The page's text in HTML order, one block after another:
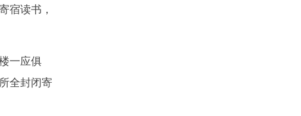
宿读书，
一应俱
全封闭寄